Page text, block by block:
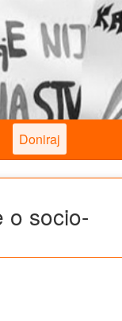
Doniraj
o socio-